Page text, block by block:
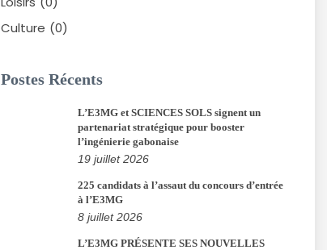
Culture (0)
Postes Récents
L’E3MG et SCIENCES SOLS signent un
partenariat stratégique pour booster
l’ingénierie gabonaise
19 juillet 2026
225 candidats à l’assaut du concours d’entrée
à l’E3MG
8 juillet 2026
L’E3MG PRÉSENTE SES NOUVELLES